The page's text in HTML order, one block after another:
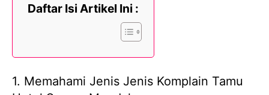
Daftar Isi Artikel Ini :
1. Memahami Jenis Jenis Komplain Tamu